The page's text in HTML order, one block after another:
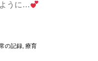
うに…
の記録, 療育